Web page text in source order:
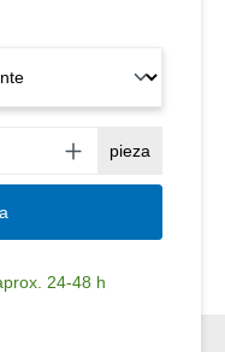
pieza
24-48 h